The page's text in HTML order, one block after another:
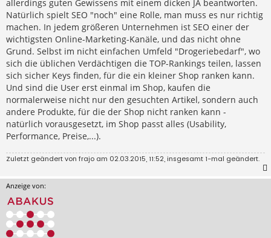
allerdings guten Gewissens mit einem dicken JA beantworten.
Natürlich spielt SEO "noch" eine Rolle, man muss es nur richtig
machen. In jedem größeren Unternehmen ist SEO einer der
wichtigsten Online-Marketing-Kanäle, und das nicht ohne
Grund. Selbst im nicht einfachen Umfeld "Drogeriebedarf", wo
sich die üblichen Verdächtigen die TOP-Rankings teilen, lassen
sich sicher Keys finden, für die ein kleiner Shop ranken kann.
Und sind die User erst einmal im Shop, kaufen die
normalerweise nicht nur den gesuchten Artikel, sondern auch
andere Produkte, für die der Shop nicht ranken kann -
natürlich vorausgesetzt, im Shop passt alles (Usability,
Performance, Preise,...).
Zuletzt geändert von frajo am 02.03.2015, 11:52, insgesamt 1-mal geändert.
Anzeige von: